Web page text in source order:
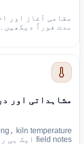
مقامی آغاز اور
مدت فوراً دیکھیں۔
مشاہداتی اور
field notes ایک ہی ریکارڈ میں محفوظ کریں۔